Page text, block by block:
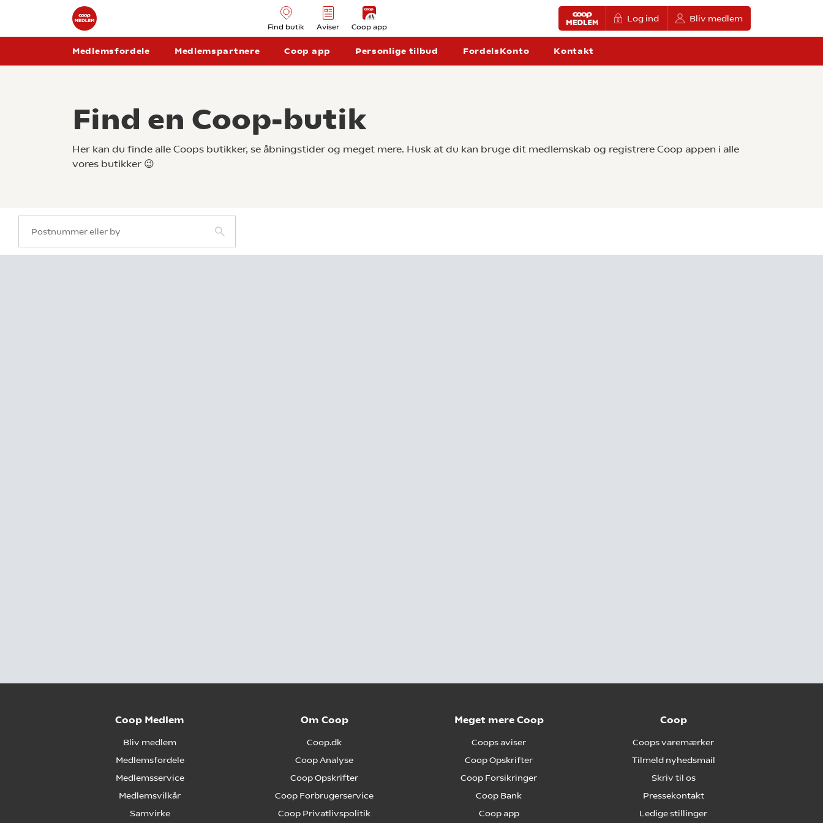
Find butik Aviser Coop app
Log ind Bliv medlem
Medlemsfordele Medlemspartnere Coop app Personlige tilbud FordelsKonto Kontakt
Find en Coop-butik
Her kan du finde alle Coops butikker, se åbningstider og meget mere. Husk at du kan bruge dit medlemskab og registrere Coop appen i alle
vores butikker 😉
Coop Medlem
Bliv medlem
Medlemsfordele
Medlemsservice
Medlemsvilkår
Samvirke
Om Coop
Coop.dk
Coop Analyse
Coop Opskrifter
Coop Forbrugerservice
Coop Privatlivspolitik
Meget mere Coop
Coops aviser
Coop Opskrifter
Coop Forsikringer
Coop Bank
Coop app
Coop
Coops varemærker
Tilmeld nyhedsmail
Skriv til os
Pressekontakt
Ledige stillinger